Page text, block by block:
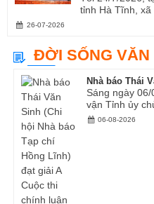
tỉnh Hà Tĩnh, xã
26-07-2026
ĐỜI SỐNG VĂN
Nhà báo Thái
Sáng ngày
vận Tỉnh ủy
06-08-2026